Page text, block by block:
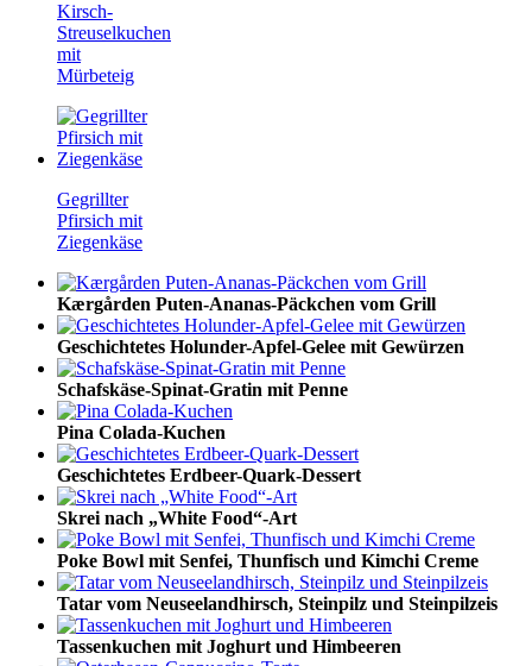
Kirsch-
Streuselkuchen
mit
Mürbeteig
Gegrillter
Pfirsich mit
Ziegenkäse
Kærgården Puten-Ananas-Päckchen vom Grill
Geschichtetes Holunder-Apfel-Gelee mit Gewürzen
Schafskäse-Spinat-Gratin mit Penne
Pina Colada-Kuchen
Geschichtetes Erdbeer-Quark-Dessert
Skrei nach „White Food“-Art
Poke Bowl mit Senfei, Thunfisch und Kimchi Creme
Tatar vom Neuseelandhirsch, Steinpilz und Steinpilzeis
Tassenkuchen mit Joghurt und Himbeeren